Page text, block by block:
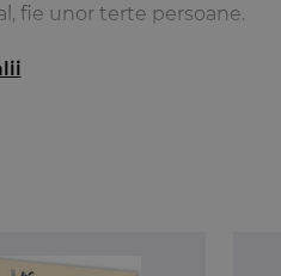
fie unor terte persoane.
si in cadrul actelor
de deschidere a
evaluarii imobilului